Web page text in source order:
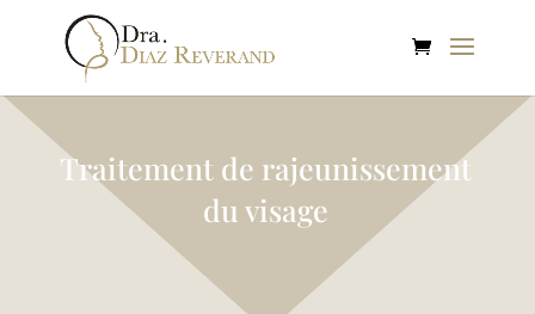
Traitement de rajeunissement
du visage